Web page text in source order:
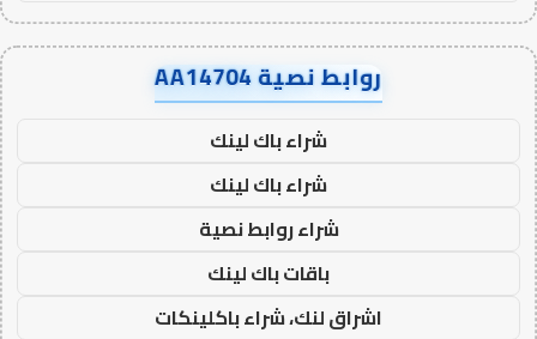
روابط نصية AA14704
شراء باك لينك
شراء باك لينك
شراء روابط نصية
باقات باك لينك
اشراق لنك، شراء باكلينكات